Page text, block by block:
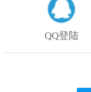
QQ登陆